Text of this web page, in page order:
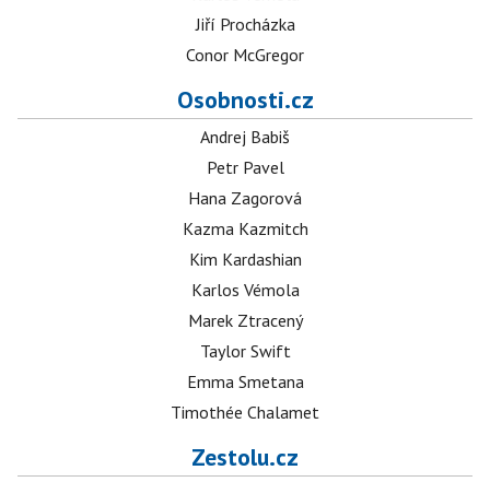
Jiří Procházka
Conor McGregor
Osobnosti.cz
Andrej Babiš
Petr Pavel
Hana Zagorová
Kazma Kazmitch
Kim Kardashian
Karlos Vémola
Marek Ztracený
Taylor Swift
Emma Smetana
Timothée Chalamet
Zestolu.cz